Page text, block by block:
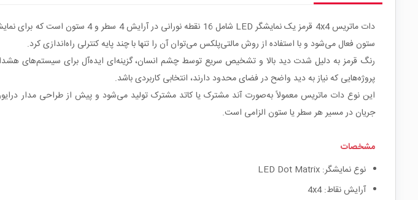
ستون فعال می‌شود و با استفاده از روش مالتی‌پلکس می‌توان آن را تنها با چند پایه کنترلی راه‌اندازی کرد.
پروژه‌هایی که نیاز به دید واضح در فضای محدود دارند، انتخابی کاربردی باشد.
جریان در مسیر هر سطر یا ستون الزامی است.
مشخصات
نوع نمایشگر: LED Dot Matrix
آرایش نقاط: 4x4